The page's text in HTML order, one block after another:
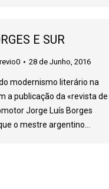
E SUR
28 de Junho, 2016
modernismo literário na
a publicação da «revista de
Jorge Luís Borges
o mestre argentino…